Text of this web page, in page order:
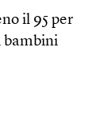
il 95 per
bambini